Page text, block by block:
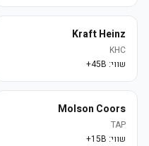
Kraft Heinz
KHC
שווי: 45B+
Molson Coors
TAP
שווי: 15B+